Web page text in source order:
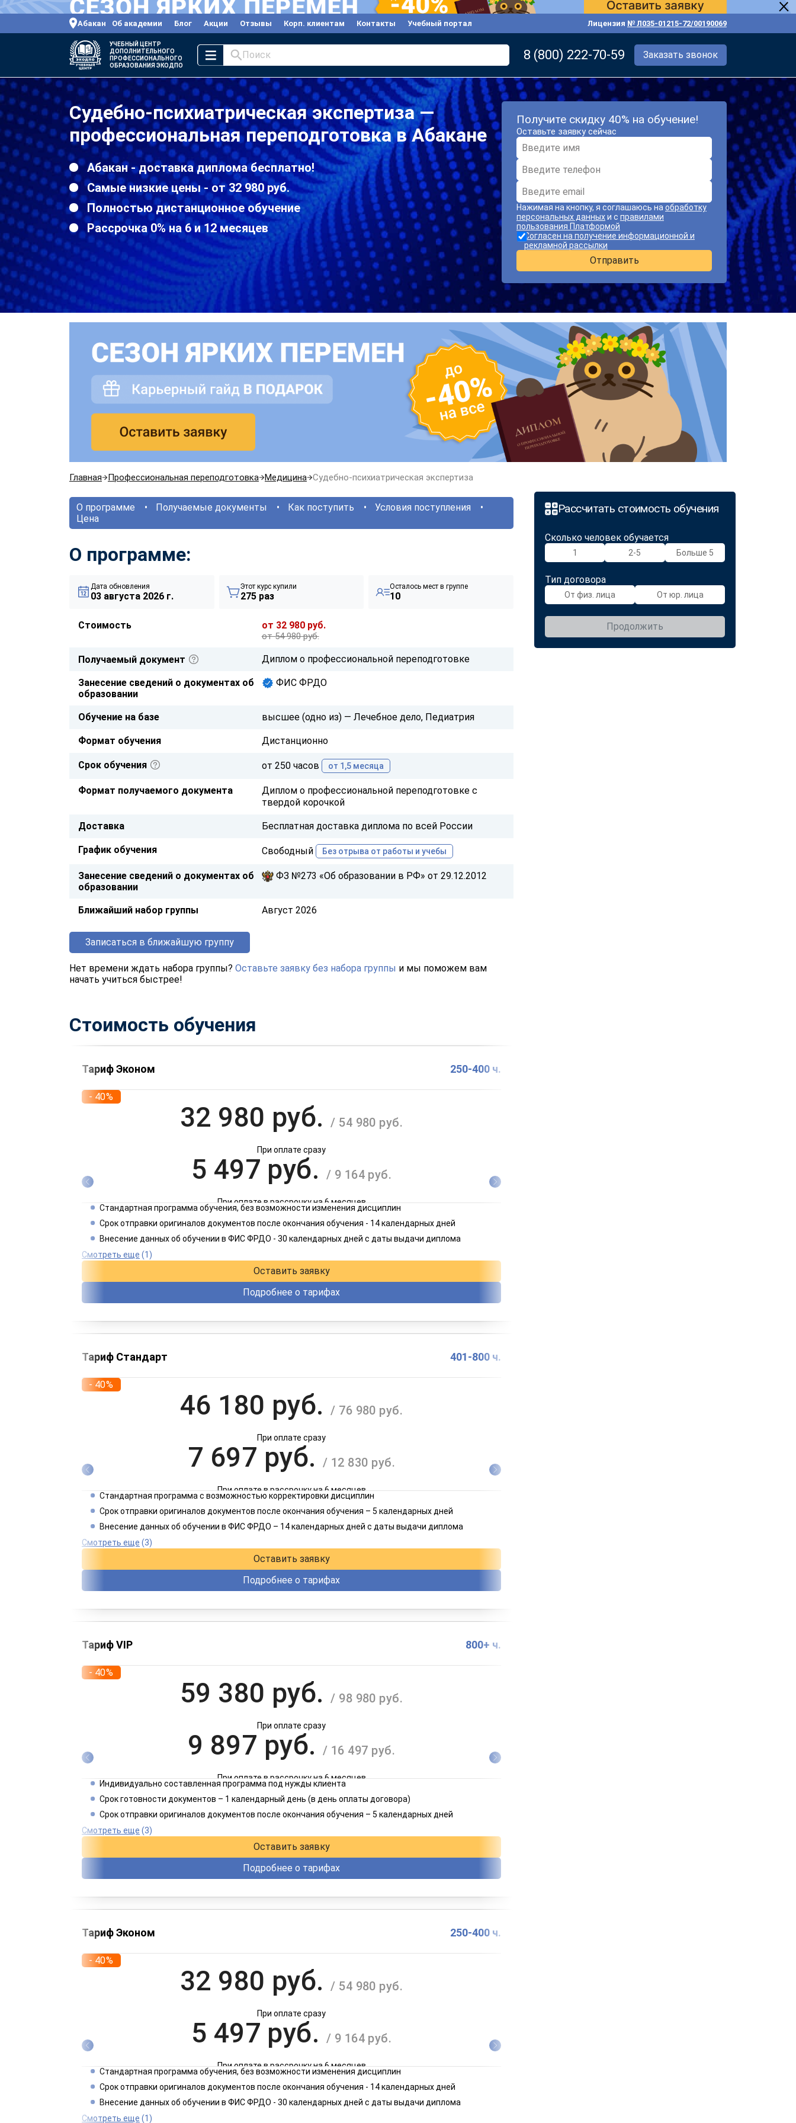
Абакан Об академии Блог Акции Отзывы Корп. клиентам Контакты Учебный портал Лицензия № Л035-01215-72/00190069
УЧЕБНЫЙ ЦЕНТР
ДОПОЛНИТЕЛЬНОГО
ПРОФЕССИОНАЛЬНОГО
ОБРАЗОВАНИЯ ЭКОДПО
Поиск 8 (800) 222-70-59 Заказать звонок
Судебно-психиатрическая экспертиза —
профессиональная переподготовка в Абакане
Абакан - доставка диплома бесплатно!
Самые низкие цены - от 32 980 руб.
Полностью дистанционное обучение
Рассрочка 0% на 6 и 12 месяцев
Получите скидку 40% на обучение!
Оставьте заявку сейчас
Нажимая на кнопку, я соглашаюсь на обработку
персональных данныхи с правилами
пользования Платформой
Согласен на получение информационной и
рекламной рассылки
Отправить
Главная Профессиональная переподготовка Медицина Судебно-психиатрическая экспертиза
Рассчитать стоимость обучения
Сколько человек обучается
1 2-5 Больше 5
Тип договора
От физ. лица От юр. лица
Продолжить
О программе Получаемые документы Как поступить
Условия поступления
Цена
О программе:
Дата обновления
03 августа 2026 г.
Этот курс купили
275 раз
Осталось мест в группе
10
Стоимость от 32 980 руб.
от 54 980 руб.
Получаемый документ Диплом о профессиональной переподготовке
Занесение сведений о документах об
образовании
ФИС ФРДО
Обучение на базе высшее (одно из) — Лечебное дело, Педиатрия
Формат обучения Дистанционно
Срок обучения от 250 часов от 1,5 месяца
Формат получаемого документа
Диплом о профессиональной переподготовке с
твердой корочкой
Доставка Бесплатная доставка диплома по всей России
График обучения Свободный Без отрыва от работы и учебы
Занесение сведений о документах об
образовании
ФЗ №273 «Об образовании в РФ» от 29.12.2012
Ближайший набор группы Август 2026
Записаться в ближайшую группу
Нет времени ждать набора группы? Оставьте заявку без набора группы и мы поможем вам
начать учиться быстрее!
Стоимость обучения
Тариф Эконом 250-400 ч.
- 40%
32 980 руб./ 54 980 руб.
При оплате сразу
5 497 руб. / 9 164 руб.
При оплате в рассрочку на 6 месяцев
2 749 руб./ 4 582 руб.
Стандартная программа обучения, без возможности изменения дисциплин
Срок отправки оригиналов документов после окончания обучения - 14 календарных дней
Внесение данных об обучении в ФИС ФРДО - 30 календарных дней с даты выдачи диплома
Смотреть еще (1)
Оставить заявку
Подробнее о тарифах
Тариф Стандарт 401-800 ч.
- 40%
46 180 руб./ 76 980 руб.
При оплате сразу
7 697 руб./ 12 830 руб.
При оплате в рассрочку на 6 месяцев
3 849 руб./ 6 415 руб.
Стандартная программа с возможностью корректировки дисциплин
Срок отправки оригиналов документов после окончания обучения – 5 календарных дней
Внесение данных об обучении в ФИС ФРДО – 14 календарных дней с даты выдачи диплома
Смотреть еще (3)
Оставить заявку
Подробнее о тарифах
Тариф VIP 800+ ч.
- 40%
59 380 руб./ 98 980 руб.
При оплате сразу
9 897 руб./ 16 497 руб.
При оплате в рассрочку на 6 месяцев
4 949 руб./ 8 249 руб.
Индивидуально составленная программа под нужды клиента
Срок готовности документов – 1 календарный день (в день оплаты договора)
Срок отправки оригиналов документов после окончания обучения – 5 календарных дней
Смотреть еще (3)
Оставить заявку
Подробнее о тарифах
Тариф Эконом 250-400 ч.
- 40%
32 980 руб./ 54 980 руб.
При оплате сразу
5 497 руб. / 9 164 руб.
При оплате в рассрочку на 6 месяцев
2 749 руб./ 4 582 руб.
Стандартная программа обучения, без возможности изменения дисциплин
Срок отправки оригиналов документов после окончания обучения - 14 календарных дней
Внесение данных об обучении в ФИС ФРДО - 30 календарных дней с даты выдачи диплома
Смотреть еще (1)